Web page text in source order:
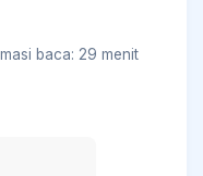
baca: 29 menit